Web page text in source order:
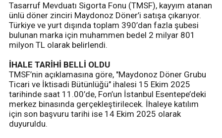
Tasarruf Mevduatı Sigorta Fonu (TMSF), kayyım atanan
ünlü döner zinciri Maydonoz Döner’i satışa çıkarıyor.
Türkiye ve yurt dışında toplam 390’dan fazla şubesi
bulunan marka için muhammen bedel 2 milyar 801
milyon TL olarak belirlendi.
İHALE TARİHİ BELLİ OLDU
TMSF’nin açıklamasına göre, "Maydonoz Döner Grubu
Ticari ve İktisadi Bütünlüğü" ihalesi 15 Ekim 2025
tarihinde saat 11.00’de, Fon’un İstanbul Esentepe’deki
merkez binasında gerçekleştirilecek. İhaleye katılım
için son başvuru tarihi ise 14 Ekim 2025 olarak
duyuruldu.